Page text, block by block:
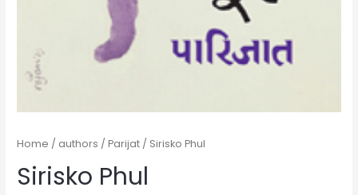
Home / authors /Parijat / Sirisko Phul
Sirisko Phul